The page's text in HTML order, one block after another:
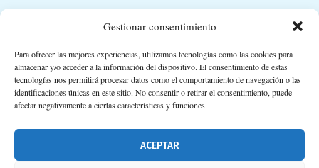
Gestionar consentimiento
Para ofrecer las mejores experiencias, utilizamos tecnologías como las cookies para
almacenar y/o acceder a la información del dispositivo. El consentimiento de estas
tecnologías nos permitirá procesar datos como el comportamiento de navegación o las
identificaciones únicas en este sitio. No consentir o retirar el consentimiento, puede
afectar negativamente a ciertas características y funciones.
ACEPTAR